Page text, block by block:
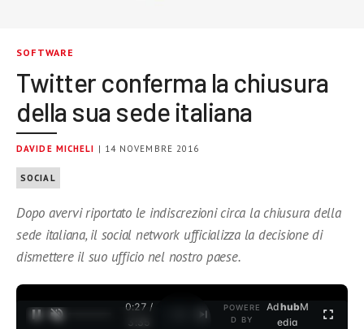
SOFTWARE
Twitter conferma la chiusura
della sua sede italiana
DAVIDE MICHELI | 14 NOVEMBRE 2016
SOCIAL
Dopo avervi riportato le indiscrezioni circa la chiusura della
sede italiana, il social network ufficializza la decisione di
dismettere il suo ufficio nel nostro paese.
0:27 /
3:35
POWERE
D BY
AdhubM
edia